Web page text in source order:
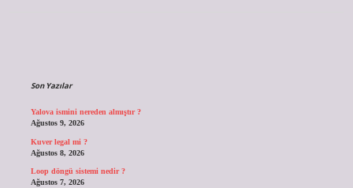
Son Yazılar
Yalova ismini nereden almıştır ?
Ağustos 9, 2026
Kuver legal mi ?
Ağustos 8, 2026
Loop döngü sistemi nedir ?
Ağustos 7, 2026